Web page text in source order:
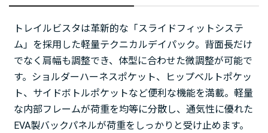
トレイルビスタは革新的な「スライドフィットシステ
ム」を採用した軽量テクニカルデイパック。背面長だけ
でなく肩幅も調整でき、体型に合わせた微調整が可能で
す。ショルダーハーネスポケット、ヒップベルトポケッ
ト、サイドボトルポケットなど便利な機能を満載。軽量
な内部フレームが荷重を均等に分散し、通気性に優れた
EVA製バックパネルが荷重をしっかりと受け止めます。